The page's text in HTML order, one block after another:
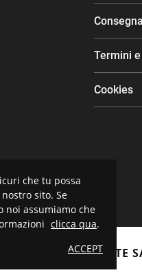
Consegna
Termini
Cookies
BOTTEGA D'ARTE
che tu possa
sito. Se
noi assumiamo che
clicca qua.
ACCEPT